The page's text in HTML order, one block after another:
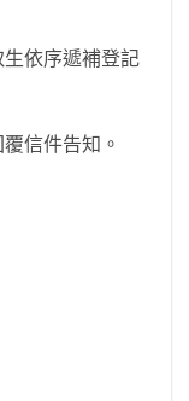
依序遞補登記
信件告知。